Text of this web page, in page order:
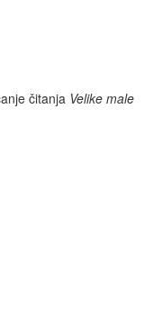
čitanja Velike male